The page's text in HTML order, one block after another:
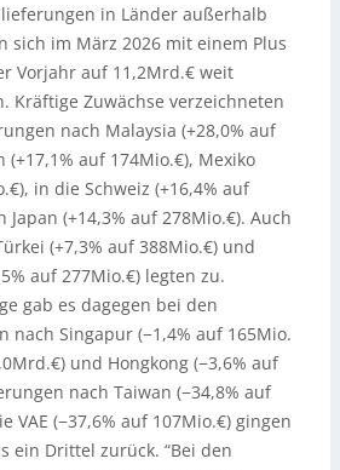
in Länder außerhalb
sich im März 2026 mit einem Plus
Vorjahr auf 11,2Mrd.€ weit
Kräftige Zuwächse verzeichneten
nach Malaysia (+28,0% auf
(+17,1% auf 174Mio.€), Mexiko
in die Schweiz (+16,4% auf
Japan (+14,3% auf 278Mio.€). Auch
(+7,3% auf 388Mio.€) und
auf 277Mio.€) legten zu.
gab es dagegen bei den
nach Singapur (−1,4% auf 165Mio.
und Hongkong (−3,6% auf
nach Taiwan (−34,8% auf
VAE (−37,6% auf 107Mio.€) gingen
ein Drittel zurück. “Bei den